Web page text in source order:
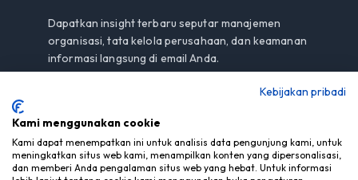
Dapatkan insight terbaru seputar manajemen
organisasi, tata kelola perusahaan, dan keamanan
informasi langsung di email Anda.
Berlangganan
Dengan berlangganan, Anda menyetujuiPemberitahuan
Privasikami.
Kebijakan pribadi
Kami menggunakan cookie
Kami dapat menempatkan ini untuk analisis data pengunjung kami, untuk
meningkatkan situs web kami, menampilkan konten yang dipersonalisasi,
dan memberi Anda pengalaman situs web yang hebat. Untuk informasi